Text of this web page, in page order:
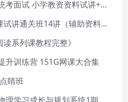
2021年教师资格证统考面试 小学教资资料试讲+答辩
中小学美术面试说课试讲通关班14讲（辅助资料第一套）
系列课教程完整》
升训练营 151G网课大合集
睛班